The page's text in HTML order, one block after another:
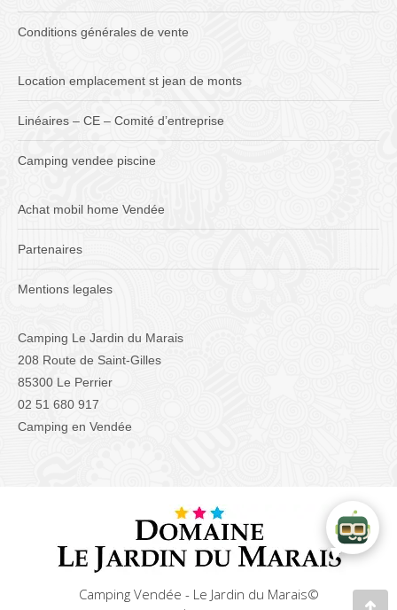
Conditions générales de vente
Location emplacement st jean de monts
Linéaires – CE – Comité d’entreprise
Camping vendee piscine
Achat mobil home Vendée
Partenaires
Mentions legales
Camping Le Jardin du Marais
208 Route de Saint-Gilles
85300 Le Perrier
02 51 680 917
Camping en Vendée
Camping Vendée - Le Jardin du Marais©